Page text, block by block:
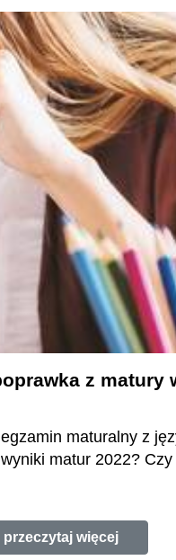
z matury
maturalny z
matur 2022?
przeczytaj więcej